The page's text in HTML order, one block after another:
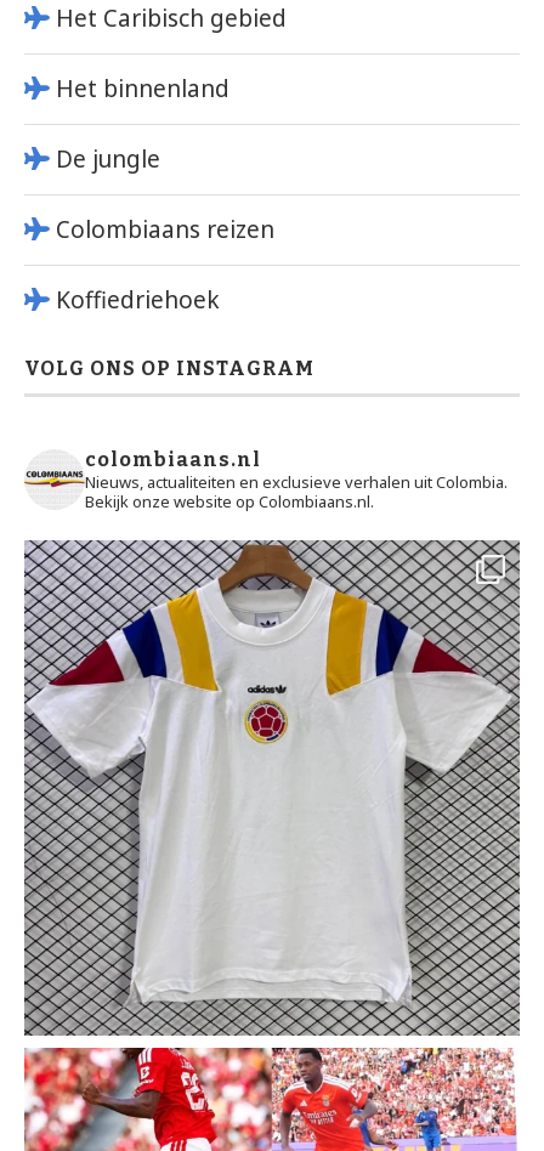
Het Caribisch gebied
Het binnenland
De jungle
Colombiaans reizen
Koffiedriehoek
VOLG ONS OP INSTAGRAM
colombiaans.nl
Nieuws, actualiteiten en exclusieve verhalen uit Colombia.
Bekijk onze website op Colombiaans.nl.